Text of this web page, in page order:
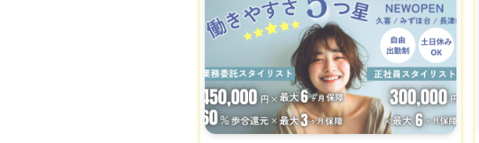
給与
月給 24万円
【正社員アシスタン
ト】
◆基本給20万＋選べ
る手当て4万 (スタ
イリスト準備手当
て・住宅手当・奨学
金手当)＋交通費＋